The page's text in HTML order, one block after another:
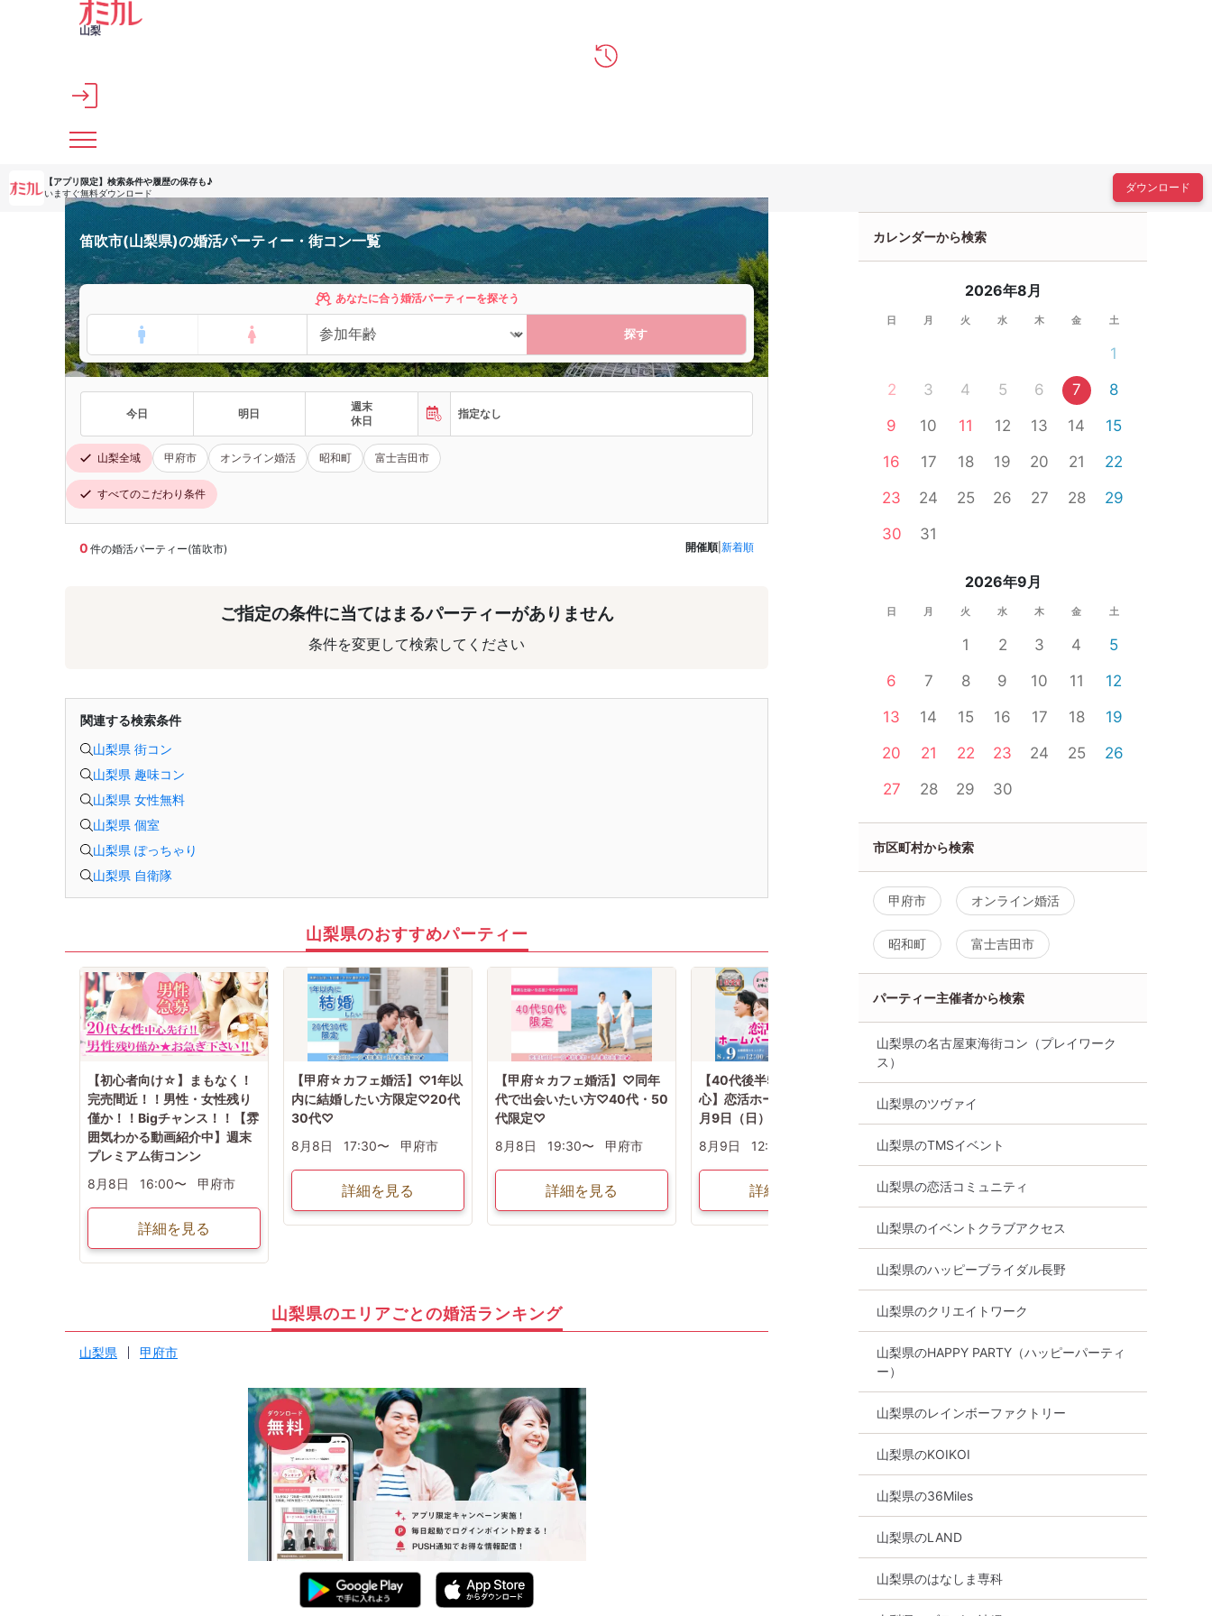
メインコンテンツへスキップ
山梨
【アプリ限定】 検索条件や履歴の保存も♪
いますぐ無料ダウンロード
ダウンロード
笛吹市(山梨県)の婚活パーティー・街コン一覧
あなたに合う婚活パーティーを探そう
探す
今日 明日
週末
休日
指定なし
山梨全域 甲府市 オンライン婚活 昭和町 富士吉田市
すべてのこだわり条件
0 件の婚活パーティー(笛吹市) 開催順 新着順
ご指定の条件に当てはまるパーティーがありません
条件を変更して検索してください
関連する検索条件
山梨県 街コン
山梨県 趣味コン
山梨県 女性無料
山梨県 個室
山梨県 ぽっちゃり
山梨県 自衛隊
山梨県のおすすめパーティー
【初心者向け☆】まもなく！
完売間近！！男性・女性残り
僅か！！Bigチャンス！！【雰
囲気わかる動画紹介中】週末
プレミアム街コンン
8月8日
16:00〜 甲府市
詳細を見る
【甲府☆カフェ婚活】♡1年以
内に結婚したい方限定♡20代
30代♡
8月8日
17:30〜 甲府市
詳細を見る
【甲府☆カフェ婚活】♡同年
代で出会いたい方♡40代・50
代限定♡
8月8日
19:30〜 甲府市
詳細を見る
【40代後半50代60代前半中
心】恋活ホームパーティ！｜8
月9日（日）12時
8月9日
12:00〜
詳細を見る
女性先着割、終了！予約時点
ですが男女で開催人数を突破♪
勤務の男性又は年収500万円
以上の男性イベント
8月9日
13:00〜 甲府市
詳細を見る
【10名規模！ 女
8月9日
山梨県のエリアごとの婚活ランキング
山梨県 甲府市
カレンダーから検索
2026年8月
日 月 火 水 木 金 土
1
2
3 4 5 6 7
8
9
10 11 12 13 14
15
16
17 18 19 20 21
22
23
24 25 26 27 28
29
30
31
2026年9月
日 月 火 水 木 金 土
1 2 3 4
5
6
7 8 9 10 11
12
13
14 15 16 17 18
19
20
21 22 23 24 25
26
27
28 29 30
市区町村から検索
甲府市 オンライン婚活
昭和町 富士吉田市
パーティー主催者から検索
山梨県の名古屋東海街コン（プレイワーク
ス）
山梨県のツヴァイ
山梨県のTMSイベント
山梨県の恋活コミュニティ
山梨県のイベントクラブアクセス
山梨県のハッピーブライダル長野
山梨県のクリエイトワーク
山梨県のHAPPY PARTY（ハッピーパーティ
ー）
山梨県のレインボーファクトリー
山梨県のKOIKOI
山梨県の36Miles
山梨県のLAND
山梨県のはなしま専科